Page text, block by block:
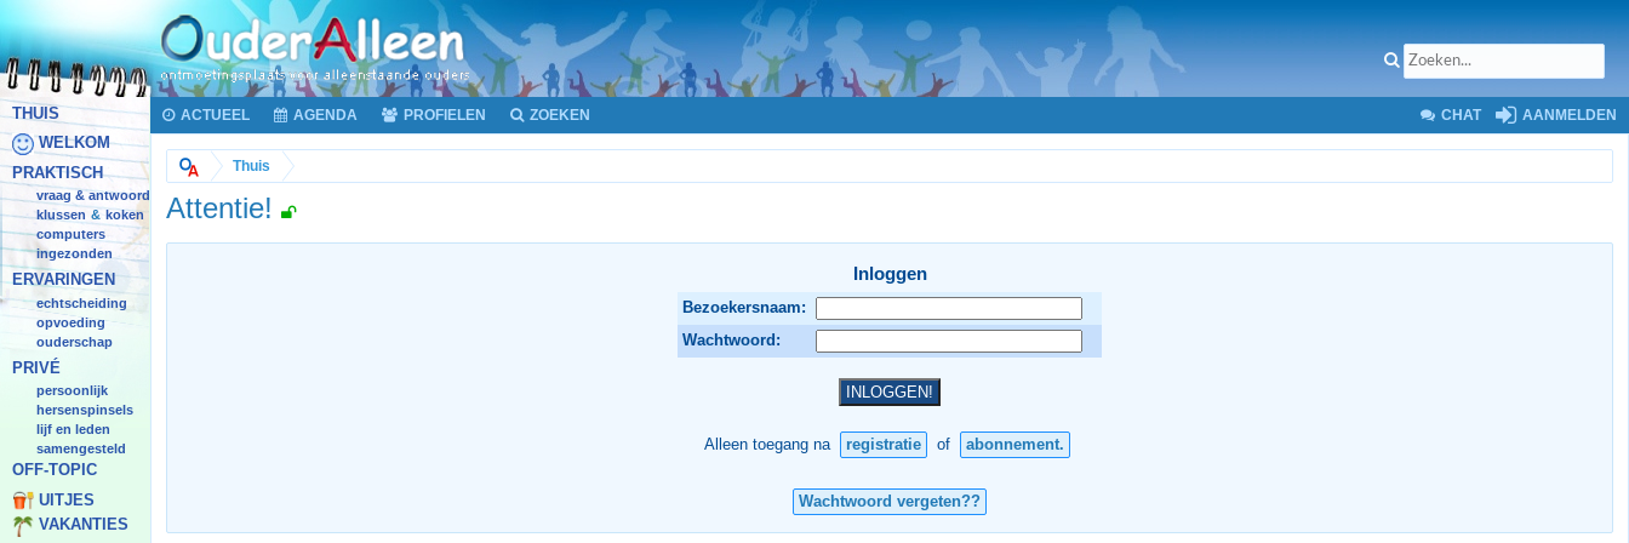
THUIS
WELKOM
PRAKTISCH
vraag & antwoord
klussen & koken
computers
ingezonden
ERVARINGEN
echtscheiding
opvoeding
ouderschap
PRIVÉ
persoonlijk
hersenspinsels
lijf en leden
samengesteld
OFF-TOPIC
UITJES
VAKANTIES
ACTUEEL AGENDA PROFIELEN ZOEKEN CHAT AANMELDEN
Thuis
Attentie!
Inloggen
Bezoekersnaam:
Wachtwoord:
Alleen toegang na registratie of abonnement.
Wachtwoord vergeten??